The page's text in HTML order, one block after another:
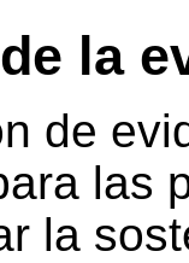
la
de
las
la